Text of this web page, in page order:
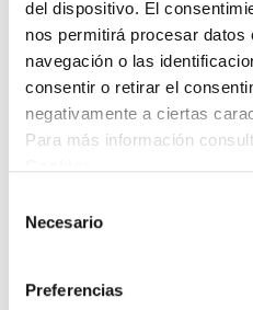
del dispositivo. El
nos permitirá procesar
navegación o las
consentir o retirar el
negativamente a ciertas
Para más información
Necesario
Preferencias
Click&Collect - Recogida gratis
en nuestras tiendas